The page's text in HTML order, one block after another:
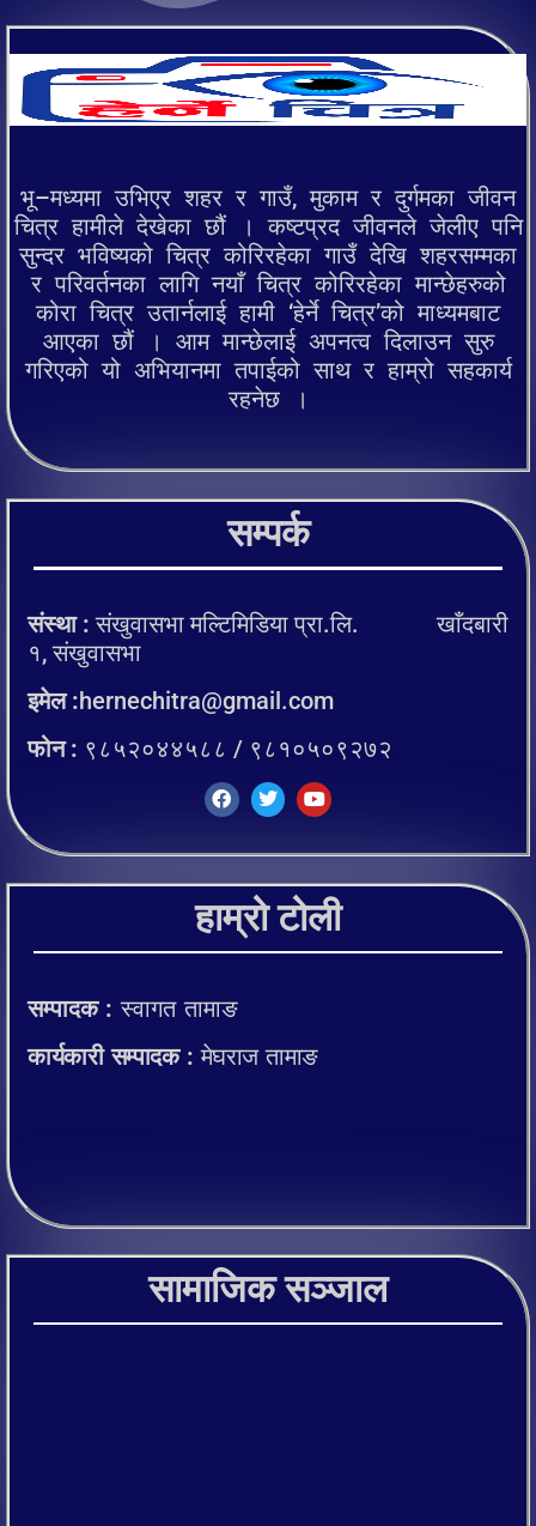
भू–मध्यमा उभिएर शहर र गाउँ, मुकाम र दुर्गमका जीवन
चित्र हामीले देखेका छौं । कष्टप्रद जीवनले जेलीए पनि
सुन्दर भविष्यको चित्र कोरिरहेका गाउँ देखि शहरसम्मका
र परिवर्तनका लागि नयाँ चित्र कोरिरहेका मान्छेहरुको
कोरा चित्र उतार्नलाई हामी ‘हेर्ने चित्र’को माध्यमबाट
आएका छौं । आम मान्छेलाई अपनत्व दिलाउन सुरु
गरिएको यो अभियानमा तपाईको साथ र हाम्रो सहकार्य
रहनेछ ।
सम्पर्क
संस्था : संखुवासभा मल्टिमिडिया प्रा.लि. खाँदबारी
१, संखुवासभा
इमेल :hernechitra@gmail.com
फोन : ९८५२०४४५८८ / ९८१०५०९२७२
हाम्रो टोली
सम्पादक :स्वागत तामाङ
कार्यकारी सम्पादक :मेघराज तामाङ
सामाजिक सञ्जाल